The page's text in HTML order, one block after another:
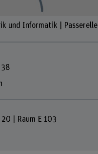
und Informatik | Passerelle
| Raum E 103